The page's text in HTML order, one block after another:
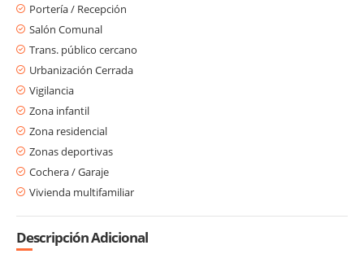
Portería / Recepción
Salón Comunal
Trans. público cercano
Urbanización Cerrada
Vigilancia
Zona infantil
Zona residencial
Zonas deportivas
Cochera / Garaje
Vivienda multifamiliar
Descripción Adicional